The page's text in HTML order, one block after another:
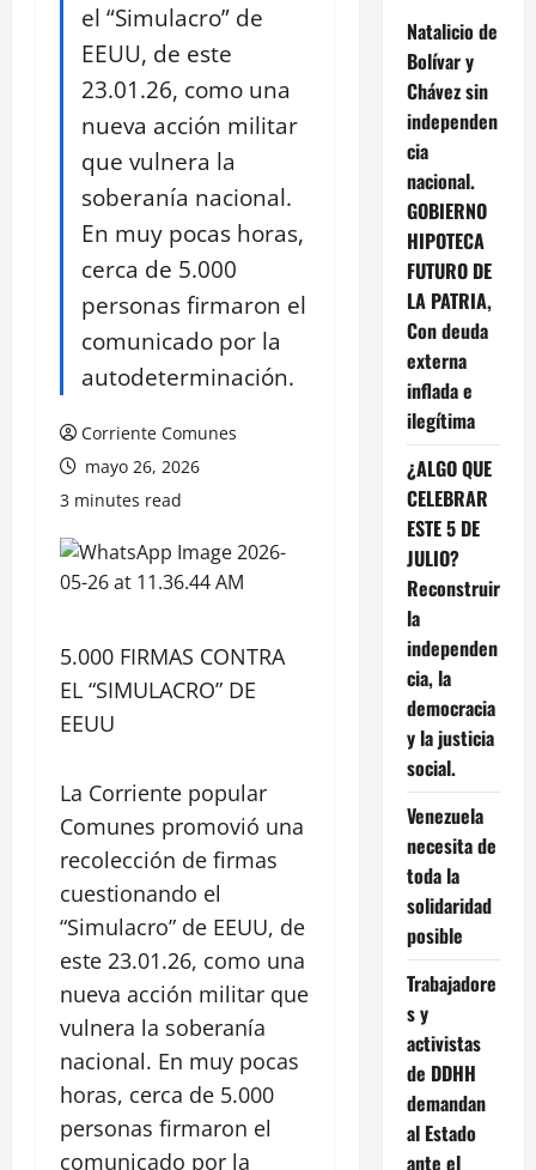
el “Simulacro” de
EEUU, de este
23.01.26, como una
nueva acción militar
que vulnera la
soberanía nacional.
En muy pocas horas,
cerca de 5.000
personas firmaron el
comunicado por la
autodeterminación.
Corriente Comunes
mayo 26, 2026
3 minutes read
5.000 FIRMAS CONTRA
EL “SIMULACRO” DE
EEUU
La Corriente popular
Comunes promovió una
recolección de firmas
cuestionando el
“Simulacro” de EEUU, de
este 23.01.26, como una
nueva acción militar que
vulnera la soberanía
nacional. En muy pocas
horas, cerca de 5.000
personas firmaron el
comunicado por la
Natalicio de
Bolívar y
Chávez sin
independen
cia
nacional.
GOBIERNO
HIPOTECA
FUTURO DE
LA PATRIA,
Con deuda
externa
inflada e
ilegítima
¿ALGO QUE
CELEBRAR
ESTE 5 DE
JULIO?
Reconstruir
la
independen
cia, la
democracia
y la justicia
social.
Venezuela
necesita de
toda la
solidaridad
posible
Trabajadore
s y
activistas
de DDHH
demandan
al Estado
ante el